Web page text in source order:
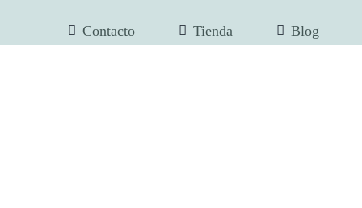
Contacto Tienda Blog